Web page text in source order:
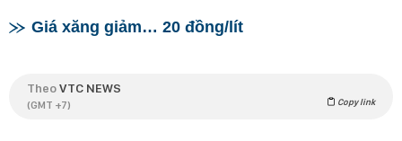
Giá xăng giảm… 20 đồng/lít
TheoVTC NEWS
(GMT +7) Copy link